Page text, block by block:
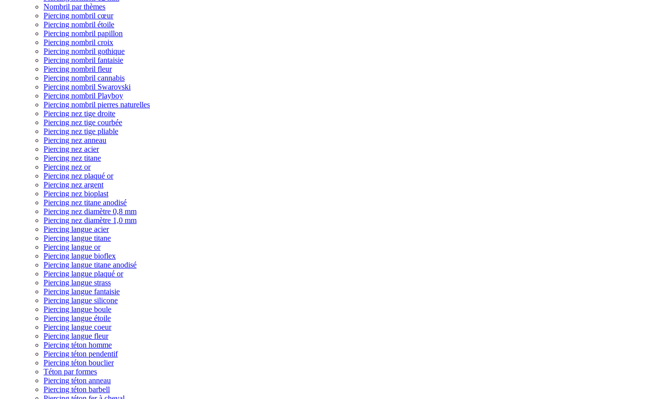
Nombril par thèmes
Piercing nombril cœur
Piercing nombril étoile
Piercing nombril papillon
Piercing nombril croix
Piercing nombril gothique
Piercing nombril fantaisie
Piercing nombril fleur
Piercing nombril cannabis
Piercing nombril Swarovski
Piercing nombril Playboy
Piercing nombril pierres naturelles
Piercing nez tige droite
Piercing nez tige courbée
Piercing nez tige pliable
Piercing nez anneau
Piercing nez acier
Piercing nez titane
Piercing nez or
Piercing nez plaqué or
Piercing nez argent
Piercing nez bioplast
Piercing nez titane anodisé
Piercing nez diamètre 0,8 mm
Piercing nez diamètre 1,0 mm
Piercing langue acier
Piercing langue titane
Piercing langue or
Piercing langue bioflex
Piercing langue titane anodisé
Piercing langue plaqué or
Piercing langue strass
Piercing langue fantaisie
Piercing langue silicone
Piercing langue boule
Piercing langue étoile
Piercing langue coeur
Piercing langue fleur
Piercing téton homme
Piercing téton pendentif
Piercing téton bouclier
Téton par formes
Piercing téton anneau
Piercing téton barbell